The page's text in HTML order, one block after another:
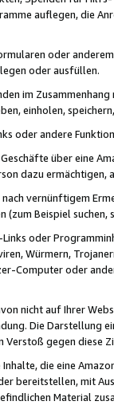
auflegen, die
oder
oder ausfüllen.
im
einholen,
oder andere
über eine
dazu
vernünftigem
(zum Beispiel
oder
Würmern,
Computer oder
nicht auf Ihrer
Die Darstellung
Verstoß gegen diese
die eine
bereitstellen, mit
Material